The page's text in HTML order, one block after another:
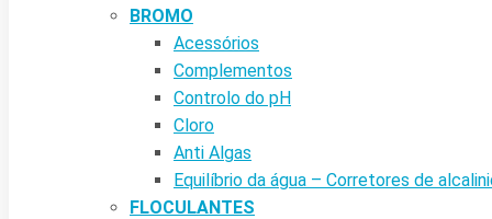
BROMO
Acessórios
Complementos
Controlo do pH
Cloro
Anti Algas
Equilíbrio da água – Corretores de
FLOCULANTES